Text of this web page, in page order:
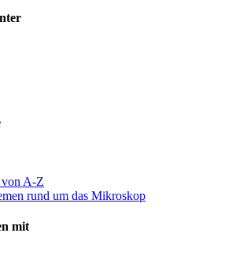
A-Z
rund um das Mikroskop
mit